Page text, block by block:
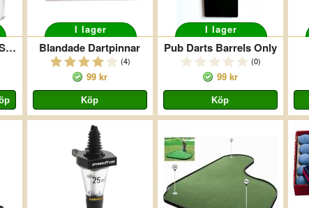
Upphällningsflaska Store And Pour
I lager
Blandade Dartpinnar
(4)
99 kr
I lager
Pub Darts Barrels Only
(0)
99 kr